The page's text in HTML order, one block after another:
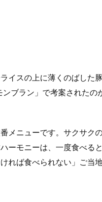
イスの上に薄くのばした
ブラン」で考案されたの
メニューです。サクサク
ーモニーは、一度食べる
れば食べられない」ご当